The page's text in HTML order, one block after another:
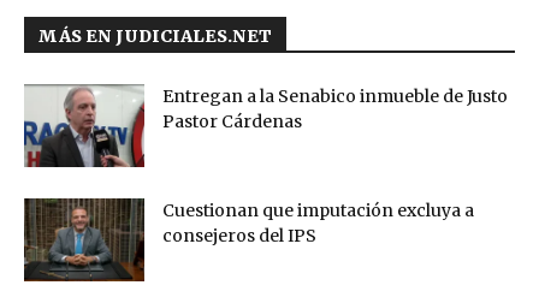
MÁS EN JUDICIALES.NET
Entregan a la Senabico inmueble de Justo
Pastor Cárdenas
Cuestionan que imputación excluya a
consejeros del IPS